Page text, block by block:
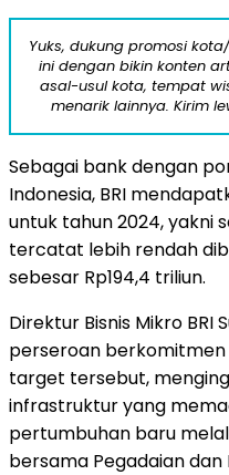
Yuks, dukung promosi
ini dengan bikin konten
asal-usul kota, tempat
menarik lainnya. Kirim
Sebagai bank dengan
Indonesia, BRI
untuk tahun 2024, yakni
tercatat lebih rendah
sebesar Rp194,4 triliun.
Direktur Bisnis Mikro
perseroan
target tersebut,
infrastruktur yang
pertumbuhan baru
bersama Pegadaian dan